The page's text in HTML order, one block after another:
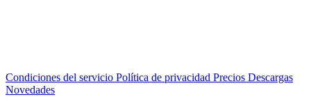
Condiciones del servicio Política de privacidad Precios Descargas
Novedades